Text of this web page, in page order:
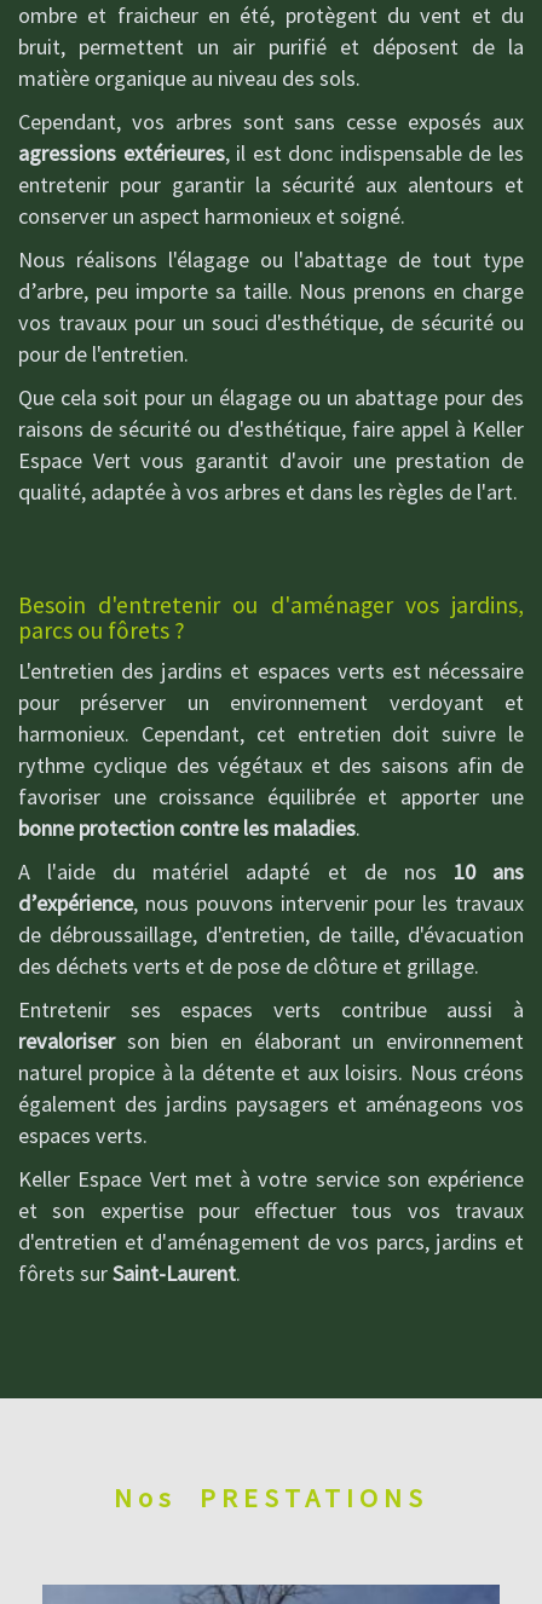
ombre et fraicheur en été, protègent du vent et du
bruit, permettent un air purifié et déposent de la
matière organique au niveau des sols.
Cependant, vos arbres sont sans cesse exposés aux
agressions extérieures, il est donc indispensable de les
entretenir pour garantir la sécurité aux alentours et
conserver un aspect harmonieux et soigné.
Nous réalisons l'élagage ou l'abattage de tout type
d’arbre, peu importe sa taille. Nous prenons en charge
vos travaux pour un souci d'esthétique, de sécurité ou
pour de l'entretien.
Que cela soit pour un élagage ou un abattage pour des
raisons de sécurité ou d'esthétique, faire appel à Keller
Espace Vert vous garantit d'avoir une prestation de
qualité, adaptée à vos arbres et dans les règles de l'art.
Besoin d'entretenir ou d'aménager vos jardins,
parcs ou fôrets ?
L'entretien des jardins et espaces verts est nécessaire
pour préserver un environnement verdoyant et
harmonieux. Cependant, cet entretien doit suivre le
rythme cyclique des végétaux et des saisons afin de
favoriser une croissance équilibrée et apporter une
bonne protection contre les maladies.
A l'aide du matériel adapté et de nos 10 ans
d’expérience, nous pouvons intervenir pour les travaux
de débroussaillage, d'entretien, de taille, d'évacuation
des déchets verts et de pose de clôture et grillage.
Entretenir ses espaces verts contribue aussi à
revaloriserson bien en élaborant un environnement
naturel propice à la détente et aux loisirs. Nous créons
également des jardins paysagers et aménageons vos
espaces verts.
Keller Espace Vert met à votre service son expérience
et son expertise pour effectuer tous vos travaux
d'entretien et d'aménagement de vos parcs, jardins et
fôrets surSaint-Laurent.
Nos PRESTATIONS